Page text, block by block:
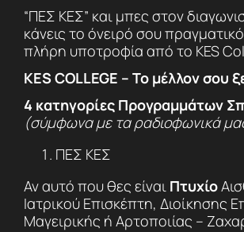
“ΠΕΣ ΚΕΣ” και μπες στον
κάνεις το όνειρό σου
πλήρη υποτροφία από το KES
KES COLLEGE – Το μέλλον σου
4 κατηγορίες Προγραμμάτων
(σύμφωνα με τα ραδιοφωνικά
ΠΕΣ ΚΕΣ
Αν αυτό που θες είναι Πτυχίο
Ιατρικού Επισκέπτη, Διοίκησης
Μαγειρικής ή Αρτοποιίας –